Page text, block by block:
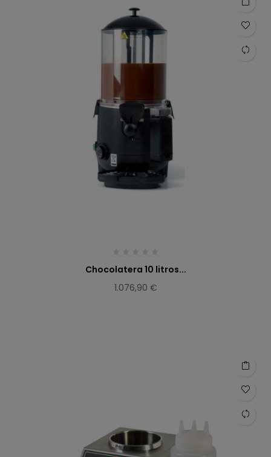
Chocolatera 10 litros...
1.076,90 €